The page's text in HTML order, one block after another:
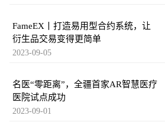
FameEX丨打造易用型合约系统，让
衍生品交易变得更简单
2023-09-05
名医“零距离”，全疆首家AR智慧医疗
医院试点成功
2023-09-01